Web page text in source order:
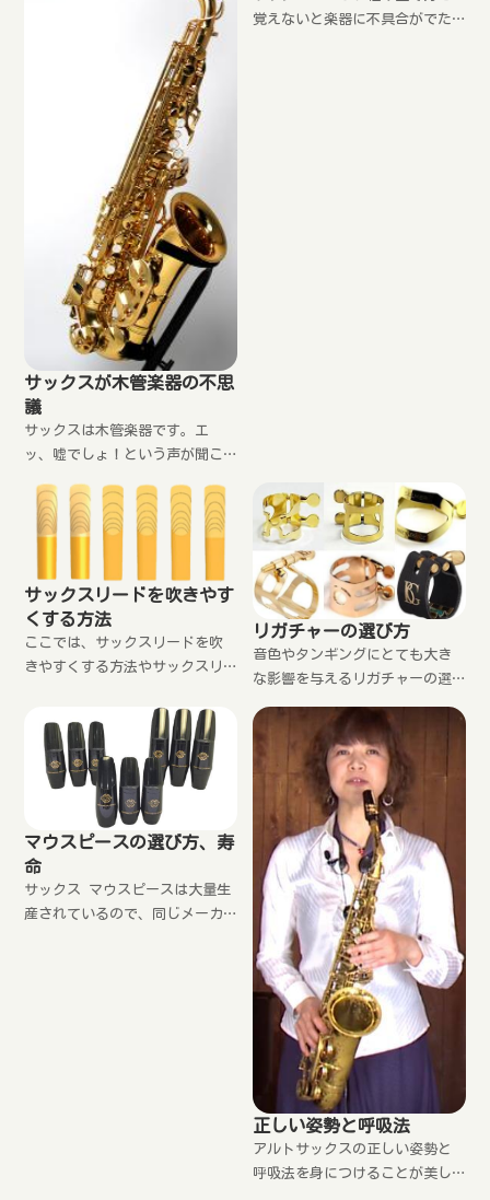
サックスが木管楽器の不思
議
サックスは木管楽器です。エ
ッ、嘘でしょ！という声が聞こ
す。じゃあ、昔は木製でできて
いたからだ。でもないんです。
なぜ、サックスが木管楽器に分
類されているのか説明します。
覚えないと楽器に不具合がでた
サックスリードを吹きやす
くする方法
ここでは、サックスリードを吹
きやすくする方法やサックスリ
使い方、評判、リードを長持ち
させる方法などを紹介。また、
サックス初心者向けに、リード
を購入したら行う手入れ方法、
しまい方なども丁寧に解説して
います。
リガチャーの選び方
音色やタンギングにとても大き
な影響を与えるリガチャーの選
的なもの、吹奏感の違いなど具
体的なチェックポイントを詳し
く説明します。またマウスピー
ス、リードとの組み合わせも重
要です。まずはマウスピース、
リードを装着して吹いてみまし
ょう。
マウスピースの選び方、寿
命
サックス マウスピースは大量生
産されているので、同じメーカ
正しい姿勢と呼吸法
アルトサックスの正しい姿勢と
呼吸法を身につけることが美し